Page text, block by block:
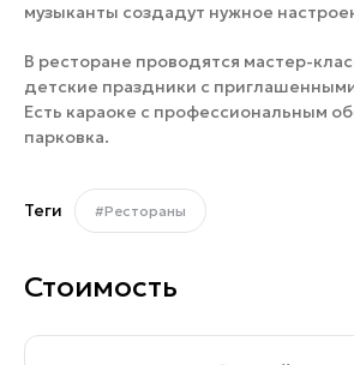
музыканты создадут нужное
В ресторане проводятся мастер-
детские праздники с
Есть караоке с профессиональным
парковка.
Теги #Рестораны
Стоимость